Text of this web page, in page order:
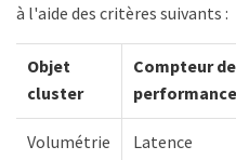
à l'aide des critères suivants :
Objet
cluster
Compteur de
Volumétrie Latence